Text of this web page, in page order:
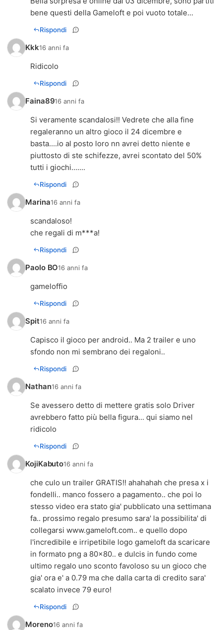
bene questi della Gameloft e poi vuoto totale...
Rispondi
Kkk16 anni fa
Ridicolo
Rispondi
Faina8916 anni fa
Si veramente scandalosi!! Vedrete che alla fine
regaleranno un altro gioco il 24 dicembre e
basta....io al posto loro nn avrei detto niente e
piuttosto di ste schifezze, avrei scontato del 50%
tutti i giochi.......
Rispondi
Marina16 anni fa
scandaloso!
che regali di m***a!
Rispondi
Paolo BO16 anni fa
gameloffio
Rispondi
Spit16 anni fa
Capisco il gioco per android.. Ma 2 trailer e uno
sfondo non mi sembrano dei regaloni..
Rispondi
Nathan16 anni fa
Se avessero detto di mettere gratis solo Driver
avrebbero fatto più bella figura... qui siamo nel
ridicolo
Rispondi
KojiKabuto16 anni fa
che culo un trailer GRATIS!! ahahahah che presa x i
fondelli.. manco fossero a pagamento.. che poi lo
stesso video era stato gia' pubblicato una settimana
fa.. prossimo regalo presumo sara' la possibilita' di
collegarsi www.gameloft.com.. e quello dopo
l'incredibile e irripetibile logo gameloft da scaricare
in formato png a 80x80.. e dulcis in fundo come
ultimo regalo uno sconto favoloso su un gioco che
gia' ora e' a 0.79 ma che dalla carta di credito sara'
scalato invece 79 euro!
Rispondi
Moreno16 anni fa